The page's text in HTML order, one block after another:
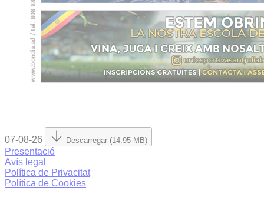
07-08-26 Descarregar (14.95 MB)
Presentació
Avís legal
Política de Privacitat
Política de Cookies